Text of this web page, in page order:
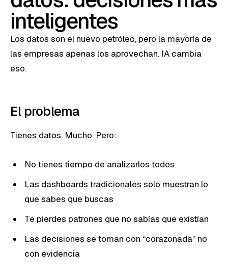
inteligentes
Los datos son el nuevo petróleo, pero la mayoría de
las empresas apenas los aprovechan. IA cambia
eso.
El problema
Tienes datos. Mucho. Pero:
No tienes tiempo de analizarlos todos
Las dashboards tradicionales solo muestran lo
que sabes que buscas
Te pierdes patrones que no sabías que existían
Las decisiones se toman con “corazonada” no
con evidencia